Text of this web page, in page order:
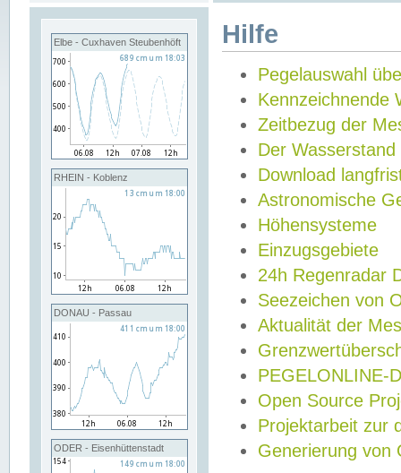
Elbe - Cuxhaven Steubenhöft
RHEIN - Koblenz
DONAU - Passau
ODER - Eisenhüttenstadt
Hilfe
Pegelauswahl
Kennzeichnende
Zeitbezug der
Der Wasserstand
Download
Astronomische
Höhensysteme
Einzugsgebiete
24h Regenradar
Seezeichen von
Aktualität der
PEGELONLINE-
Open Source
Projektarbeit zur
Generierung von